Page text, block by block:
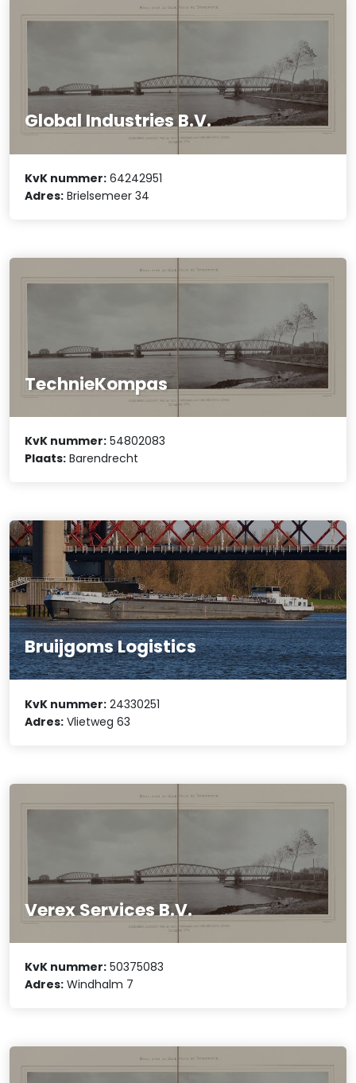
Global Industries B.V.
KvK nummer: 64242951
Adres: Brielsemeer 34
TechnieKompas
KvK nummer: 54802083
Plaats: Barendrecht
Bruijgoms Logistics
KvK nummer: 24330251
Adres: Vlietweg 63
Verex Services B.V.
KvK nummer: 50375083
Adres: Windhalm 7